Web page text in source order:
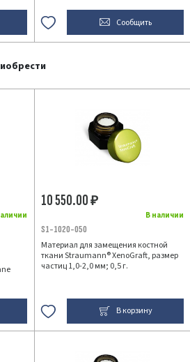
Сообщить
В наличии
10 550.00₽
S1-1020-050
Материал для замещения костной
ткани Straumann® XenoGraft, размер
частиц 1,0-2,0 мм; 0,5 г.
В корзину